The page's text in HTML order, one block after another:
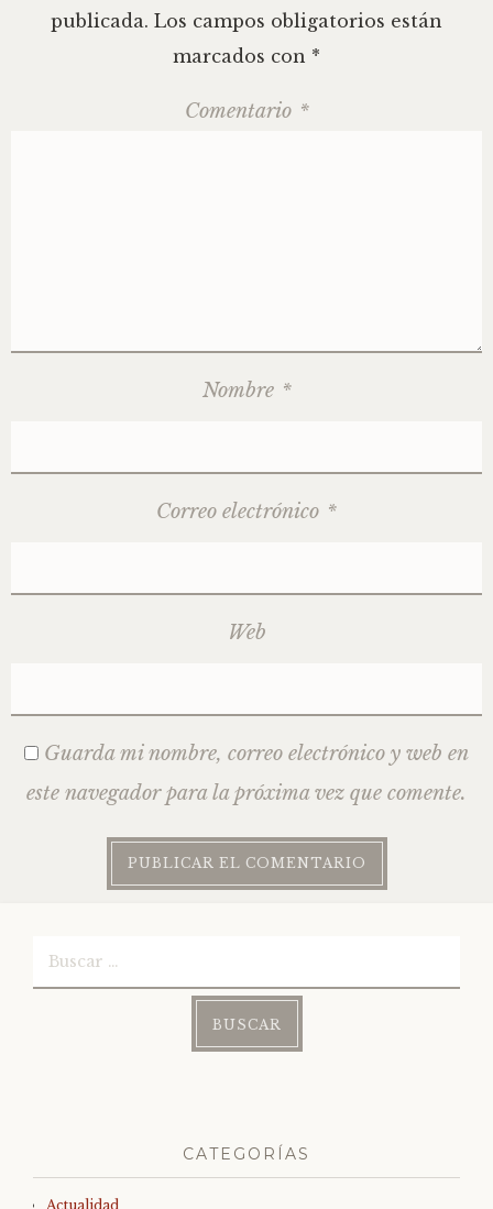
publicada. Los campos obligatorios están
marcados con *
Comentario *
Nombre *
Correo electrónico *
Web
Guarda mi nombre, correo electrónico y web en
este navegador para la próxima vez que comente.
CATEGORÍAS
Actualidad